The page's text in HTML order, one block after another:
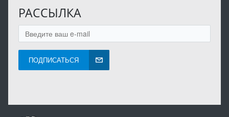
РАССЫЛКА
ПОДПИСАТЬСЯ